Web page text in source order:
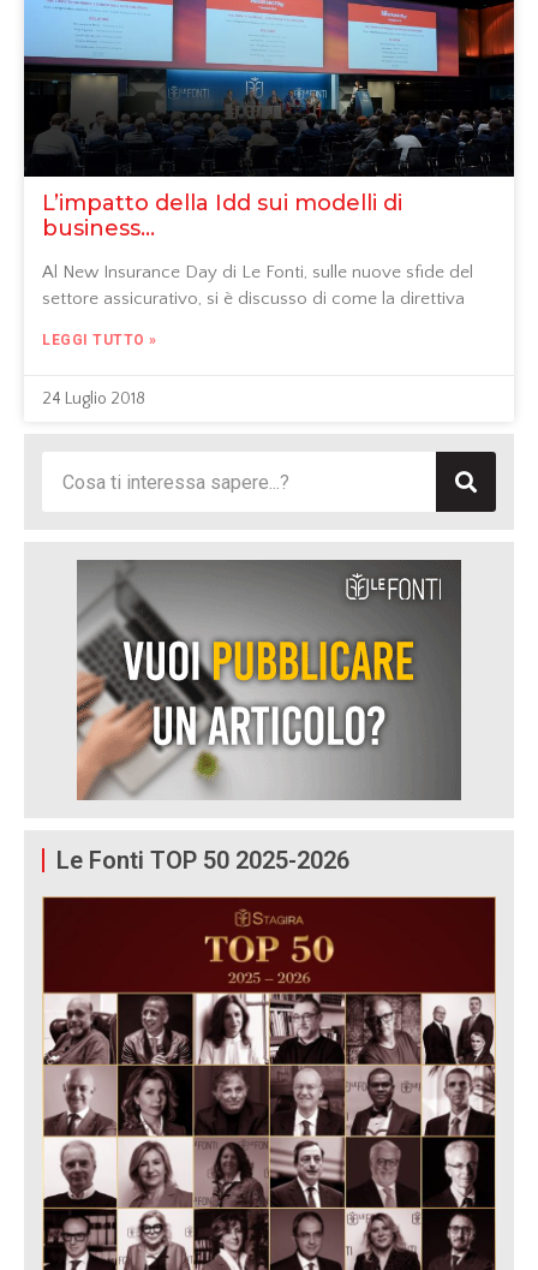
L’impatto della Idd sui modelli di
business…
Al New Insurance Day di Le Fonti, sulle nuove sfide del
settore assicurativo, si è discusso di come la direttiva
LEGGI TUTTO »
24 Luglio 2018
Le Fonti TOP 50 2025-2026